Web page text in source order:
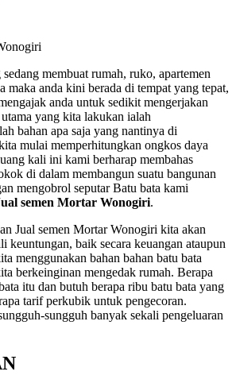
membuat rumah, ruko, apartemen
maka anda kini berada di tempat yang tepat,
anda untuk sedikit mengerjakan
yang kita lakukan ialah
bahan apa saja yang nantinya di
mulai memperhitungkan ongkos daya
kali ini kami berharap membahas
di dalam membangun suatu bangunan
mengobrol seputar Batu bata kami
semen Mortar Wonogiri.
Jual semen Mortar Wonogiri kita akan
keuntungan, baik secara keuangan ataupun
menggunakan bahan bahan batu bata
berkeinginan mengedak rumah. Berapa
itu dan butuh berapa ribu batu bata yang
tarif perkubik untuk pengecoran.
sungguh banyak sekali pengeluaran